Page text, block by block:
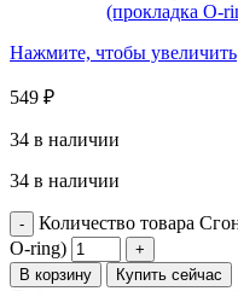
Нажмите, чтобы увеличить
549 ₽
34 в наличии
34 в наличии
Количество товара
O-ring)
В корзину Купить сейчас